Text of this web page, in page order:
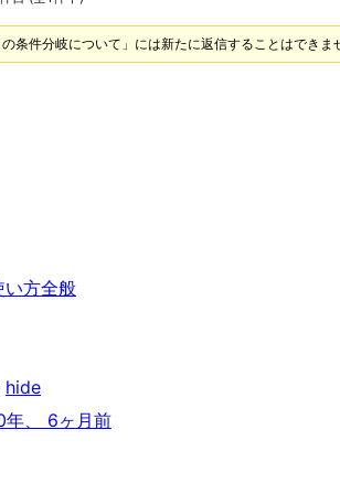
条件分岐について」には新たに返信することはできま
い方全般
hide
年、 6ヶ月前